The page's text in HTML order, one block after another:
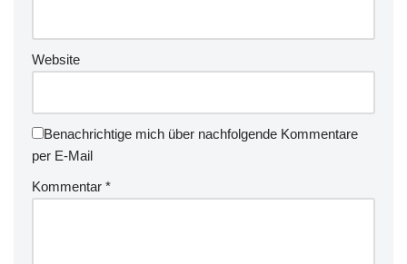
Website
Benachrichtige mich über nachfolgende Kommentare
per E-Mail
Kommentar *